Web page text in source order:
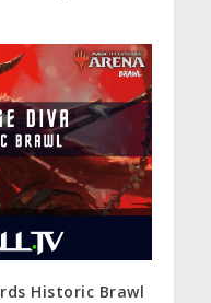
Historic Brawl